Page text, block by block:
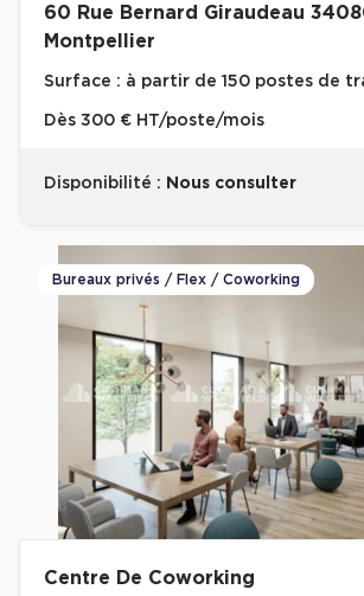
Plateaux opérés
Plateaux opérés à Paris
Plateaux opérés à Lyon
Plateaux opérés à Boulogne-Billancourt
Collections Flex / Coworking
Bureaux privés avec terrasse
Guide & Conseils
Livrets blancs & Études
60 Rue Bernard Giraudeau
Montpellier
Surface : à partir de 150 postes de
Dès 300 € HT/poste/mois
Disponibilité : Nous consulter
Bureaux privés / Flex / Coworking
Centre De Coworking